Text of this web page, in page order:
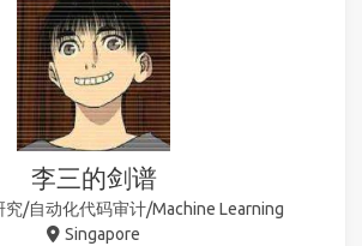
李三的剑谱
究/自动化代码审计/Machine Learning
Singapore